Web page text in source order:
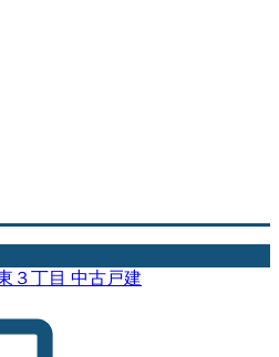
３丁目 中古戸建